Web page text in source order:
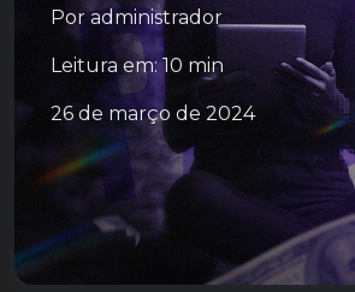
Poradministrador
Leitura em: 10 min
26 de março de 2024